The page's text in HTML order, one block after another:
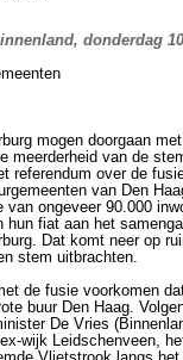
donderdag
mogen doorgaan
meerderheid van de
referendum over de
van Den
van ongeveer 90.000
hun fiat aan het
Dat komt neer op
stem uitbrachten.
de fusie voorkomen
buur Den Haag.
De Vries
wijk Leidschenveen,